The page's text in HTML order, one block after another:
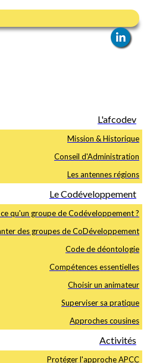
L'afcodev
Mission & Historique
Conseil d'Administration
Les antennes régions
Le Codéveloppement
qu'un groupe de Codéveloppement ?
des groupes de CoDéveloppement
Code de déontologie
Compétences essentielles
Choisir un animateur
Superviser sa pratique
Approches cousines
Activités
Protéger l'approche APCC